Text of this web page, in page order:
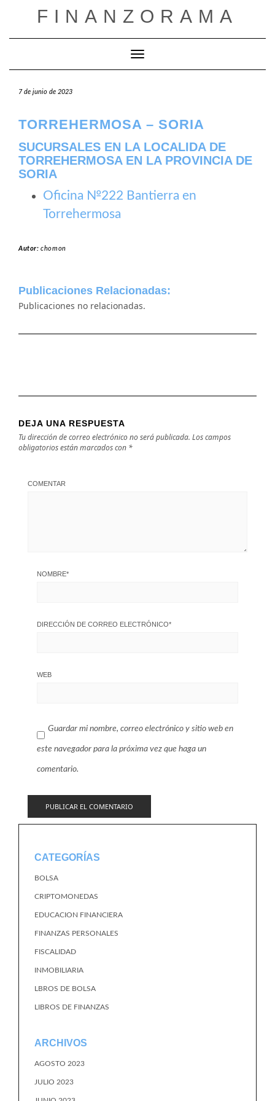
FINANZORAMA
Cambiar modo de navegación
7 de junio de 2023
TORREHERMOSA – SORIA
SUCURSALES EN LA LOCALIDA DE
TORREHERMOSA EN LA PROVINCIA DE
SORIA
Oficina №222 Bantierra en
Torrehermosa
Autor:chomon
Publicaciones Relacionadas:
Publicaciones no relacionadas.
DEJA UNA RESPUESTA
Tu dirección de correo electrónico no será publicada. Los campos
obligatorios están marcados con *
COMENTAR
NOMBRE*
DIRECCIÓN DE CORREO ELECTRÓNICO*
WEB
Guardar mi nombre, correo electrónico y sitio web en
este navegador para la próxima vez que haga un
comentario.
CATEGORÍAS
BOLSA
CRIPTOMONEDAS
EDUCACION FINANCIERA
FINANZAS PERSONALES
FISCALIDAD
INMOBILIARIA
LBROS DE BOLSA
LIBROS DE FINANZAS
ARCHIVOS
AGOSTO 2023
JULIO 2023